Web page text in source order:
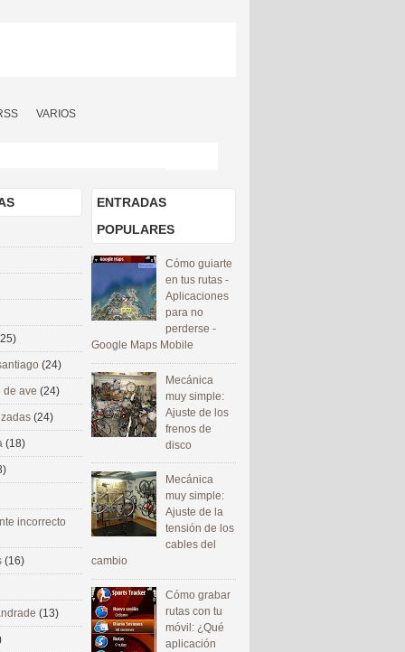
VARIOS
ENTRADAS
POPULARES
Cómo guiarte
en tus rutas -
Aplicaciones
para no
perderse -
Google Maps Mobile
Mecánica
muy simple:
Ajuste de los
frenos de
disco
Mecánica
muy simple:
Ajuste de la
tensión de los
cables del
cambio
Cómo grabar
rutas con tu
móvil: ¿Qué
aplicación
(24)
de ave (24)
(24)
(18)
incorrecto
(16)
(13)